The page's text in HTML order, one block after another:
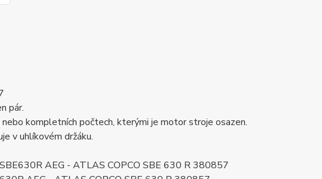
pár.
kompletních počtech, kterými je motor stroje osazen.
v uhlíkovém držáku.
AEG - ATLAS COPCO SBE 630 R 380857